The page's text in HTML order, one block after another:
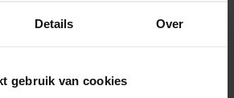
Details Over
gebruik van cookies